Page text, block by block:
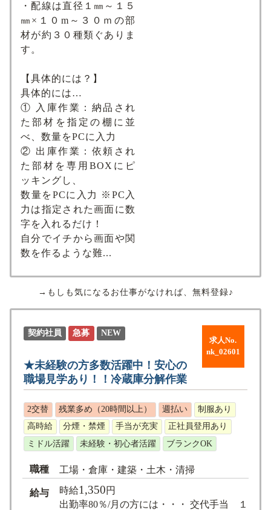
・配線は直径１㎜～１５
㎜×１０m～３０ｍの部
材が約３０種類ぐありま
す。
【具体的には？】
具体的には…
① 入庫作業：納品され
た部材を指定の棚に並
べ、数量をPCに入力
② 出庫作業：依頼され
た部材を専用BOXにピ
ッキングし、
数量をPCに入力 ※PC入
力は指定された画面に数
字を入れるだけ！
自分でイチから画面や関
数を作るような難...
→もしも気になるお仕事がなければ、無料登録♪
求人No.
nk_02601
契約社員 急募 NEW
★未経験の方多数活躍中！安心の
職場見学あり！！冷蔵庫分解作業
2交替 残業多め（20時間以上） 週払い
制服あり
高時給
分煙・禁煙 手当が充実
正社員登用あり
ミドル活躍
未経験・初心者活躍 ブランクOK
職種 工場・倉庫・建築・土木・清掃
給与 時給1,350円
出勤率80％/月の方には・・・ 交代手当 １